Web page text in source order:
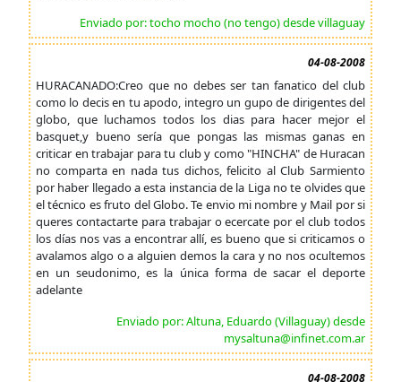
Enviado por: tocho mocho (no tengo) desde villaguay
04-08-2008
HURACANADO:Creo que no debes ser tan fanatico del club
como lo decis en tu apodo, integro un gupo de dirigentes del
globo, que luchamos todos los dias para hacer mejor el
basquet,y bueno sería que pongas las mismas ganas en
criticar en trabajar para tu club y como "HINCHA" de Huracan
no comparta en nada tus dichos, felicito al Club Sarmiento
por haber llegado a esta instancia de la Liga no te olvides que
el técnico es fruto del Globo. Te envio mi nombre y Mail por si
queres contactarte para trabajar o ecercate por el club todos
los días nos vas a encontrar allí, es bueno que si criticamos o
avalamos algo o a alguien demos la cara y no nos ocultemos
en un seudonimo, es la única forma de sacar el deporte
adelante
Enviado por: Altuna, Eduardo (Villaguay) desde
mysaltuna@infinet.com.ar
04-08-2008